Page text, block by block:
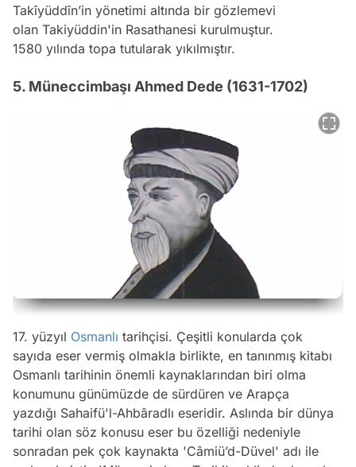
Takîyüddîn’in yönetimi altında bir gözlemevi
olan Takiyüddin'in Rasathanesi kurulmuştur.
1580 yılında topa tutularak yıkılmıştır.
5. Müneccimbaşı Ahmed Dede (1631-1702)
17. yüzyıl Osmanlı tarihçisi. Çeşitli konularda çok
sayıda eser vermiş olmakla birlikte, en tanınmış kitabı
Osmanlı tarihinin önemli kaynaklarından biri olma
konumunu günümüzde de sürdüren ve Arapça
yazdığı Sahaifü'l-Ahbâradlı eseridir. Aslında bir dünya
tarihi olan söz konusu eser bu özelliği nedeniyle
sonradan pek çok kaynakta 'Câmiü’d-Düvel' adı ile